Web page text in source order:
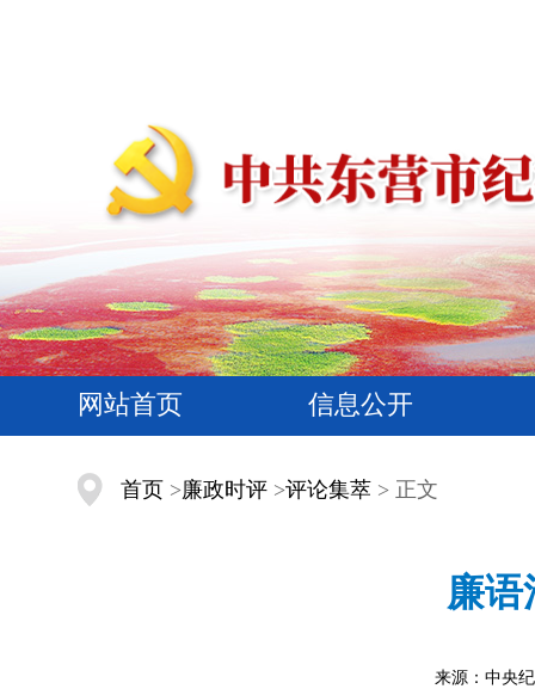
网站首页 信息公开
首页 >廉政时评 >评论集萃 > 正文
廉
来源：中央